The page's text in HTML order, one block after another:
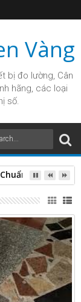
Vàng
bị đo lường, Cân
hãng, các loại
số.
Kỹ Thuật